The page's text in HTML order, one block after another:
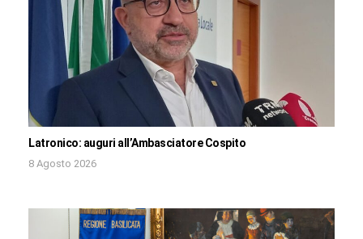
Latronico: auguri all’Ambasciatore Cospito
8 Agosto 2026